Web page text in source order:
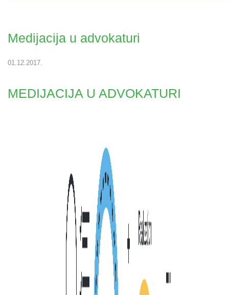
Medijacija u advokaturi
01.12.2017.
MEDIJACIJA U ADVOKATURI